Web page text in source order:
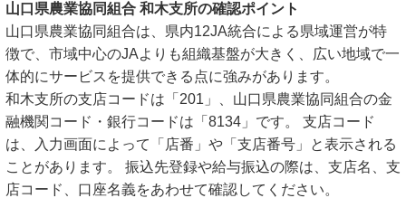
山口県農業協同組合 和木支所の確認ポイント
山口県農業協同組合は、県内12JA統合による県域運営が特
徴で、市域中心のJAよりも組織基盤が大きく、広い地域で一
体的にサービスを提供できる点に強みがあります。
和木支所の支店コードは「201」、山口県農業協同組合の金
融機関コード・銀行コードは「8134」です。 支店コード
は、入力画面によって「店番」や「支店番号」と表示される
ことがあります。 振込先登録や給与振込の際は、支店名、支
店コード、口座名義をあわせて確認してください。